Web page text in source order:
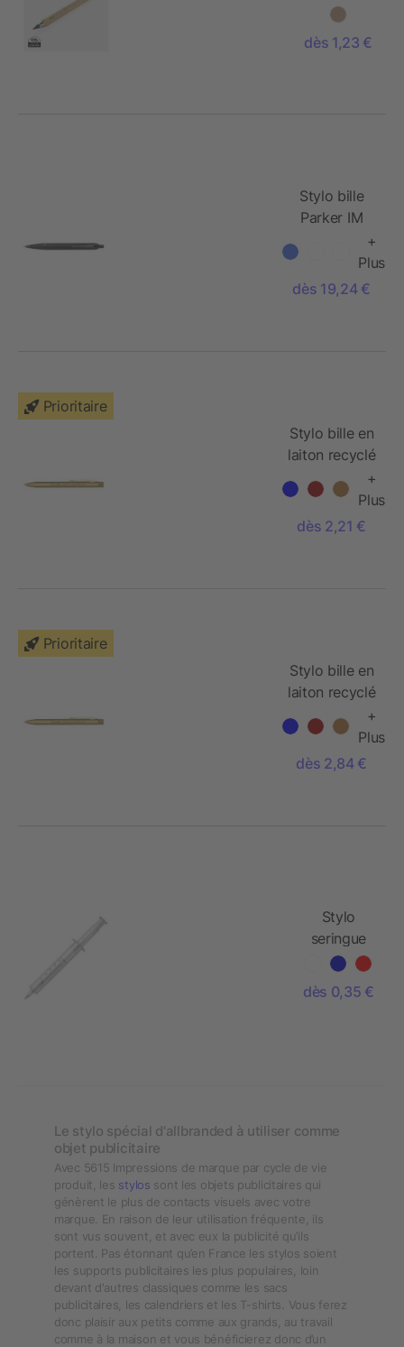
multitâches
en bambou
Eon
dès 1,23 €
Stylo bille
Parker IM
Monochrome
+
Plus
dès 19,24 €
Prioritaire
Stylo bille en
laiton recyclé
+
Plus
dès 2,21 €
Prioritaire
Stylo bille en
laiton recyclé
+
Plus
dès 2,84 €
Stylo
seringue
transparent
dès 0,35 €
Le stylo spécial d'allbranded à utiliser comme
objet publicitaire
Avec 5615 Impressions de marque par cycle de vie
produit, les stylos sont les objets publicitaires qui
génèrent le plus de contacts visuels avec votre
marque. En raison de leur utilisation fréquente, ils
sont vus souvent, et avec eux la publicité qu’ils
portent. Pas étonnant qu’en France les stylos soient
les supports publicitaires les plus populaires, loin
devant d'autres classiques comme les sacs
publicitaires, les calendriers et les T-shirts. Vous ferez
donc plaisir aux petits comme aux grands, au travail
comme à la maison et vous bénéficierez donc d’un